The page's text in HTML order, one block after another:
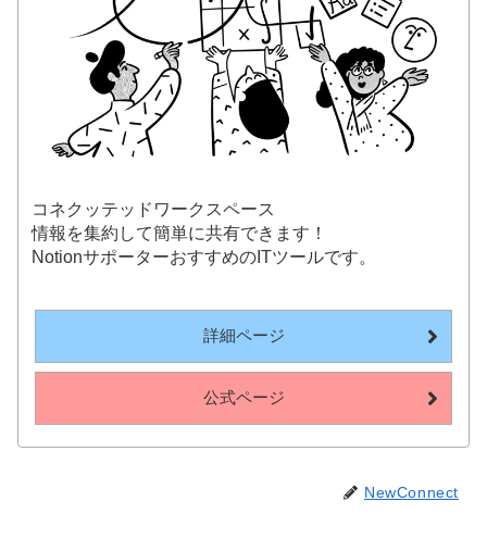
コネクッテッドワークスペース
情報を集約して簡単に共有できます！
NotionサポーターおすすめのITツールです。
詳細ページ
公式ページ
NewConnect